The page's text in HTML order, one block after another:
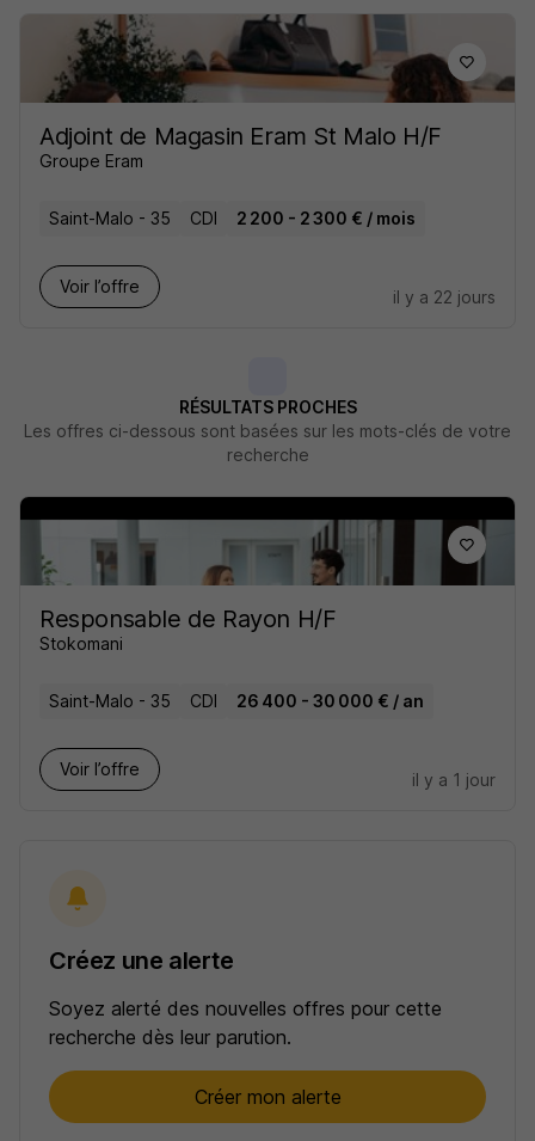
Adjoint de Magasin Eram St Malo H/F
Groupe Eram
Saint-Malo - 35 CDI 2 200 - 2 300 € / mois
Voir l’offre
il y a 22 jours
RÉSULTATS PROCHES
Les offres ci-dessous sont basées sur les mots-clés de votre
recherche
Responsable de Rayon H/F
Stokomani
Saint-Malo - 35 CDI 26 400 - 30 000 € / an
Voir l’offre
il y a 1 jour
Créez une alerte
Soyez alerté des nouvelles offres pour cette
recherche dès leur parution.
Créer mon alerte